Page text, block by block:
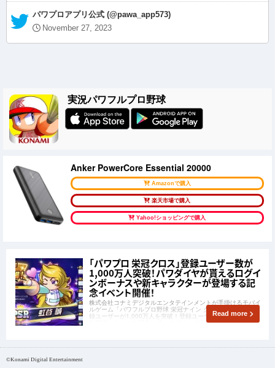
— パワプロアプリ公式 (@pawa_app573)
November 27, 2023
実況パワフルプロ野球
Anker PowerCore Essential 20000
Amazonで購入
楽天市場で購入
Yahoo!ショッピングで購入
「パワプロ 栄冠クロス」登録ユーザー数が
1,000万人突破！パワダイヤが貰えるログイ
ンボーナスや新キャラクターが登場する記
念イベント開催！
株式会社コナミデジタルエンタテインメントが手掛けるモバイ
ルゲーム「パワフルプロ野球 栄冠ナイン クロスロード」の登
録ユーザーが1,000万人を突破！登録ユーザー数が1,000万人
を突破したことを記念して、ログインボーナスや記念スカウト
Read more
©Konami Digital Entertainment